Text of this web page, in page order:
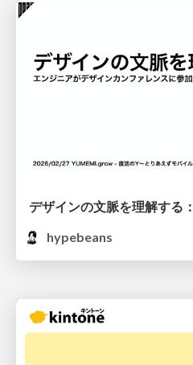
hypebeans